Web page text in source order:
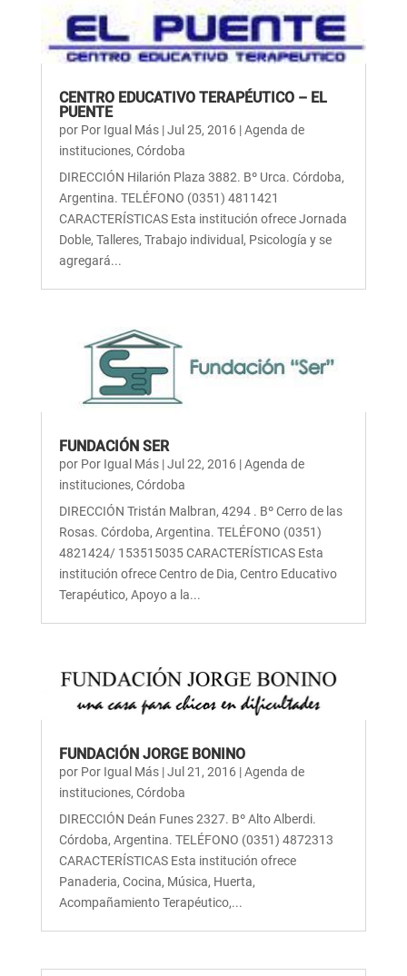
CENTRO EDUCATIVO TERAPÉUTICO – EL
PUENTE
por Por Igual Más|Jul 25, 2016 |Agenda de
instituciones, Córdoba
DIRECCIÓN Hilarión Plaza 3882. Bº Urca. Córdoba,
Argentina. TELÉFONO (0351) 4811421
CARACTERÍSTICAS Esta institución ofrece Jornada
Doble, Talleres, Trabajo individual, Psicología y se
agregará...
FUNDACIÓN SER
por Por Igual Más|Jul 22, 2016 |Agenda de
instituciones, Córdoba
DIRECCIÓN Tristán Malbran, 4294 . Bº Cerro de las
Rosas. Córdoba, Argentina. TELÉFONO (0351)
4821424/ 153515035 CARACTERÍSTICAS Esta
institución ofrece Centro de Dia, Centro Educativo
Terapéutico, Apoyo a la...
FUNDACIÓN JORGE BONINO
por Por Igual Más|Jul 21, 2016 |Agenda de
instituciones, Córdoba
DIRECCIÓN Deán Funes 2327. Bº Alto Alberdi.
Córdoba, Argentina. TELÉFONO (0351) 4872313
CARACTERÍSTICAS Esta institución ofrece
Panaderia, Cocina, Música, Huerta,
Acompañamiento Terapéutico,...